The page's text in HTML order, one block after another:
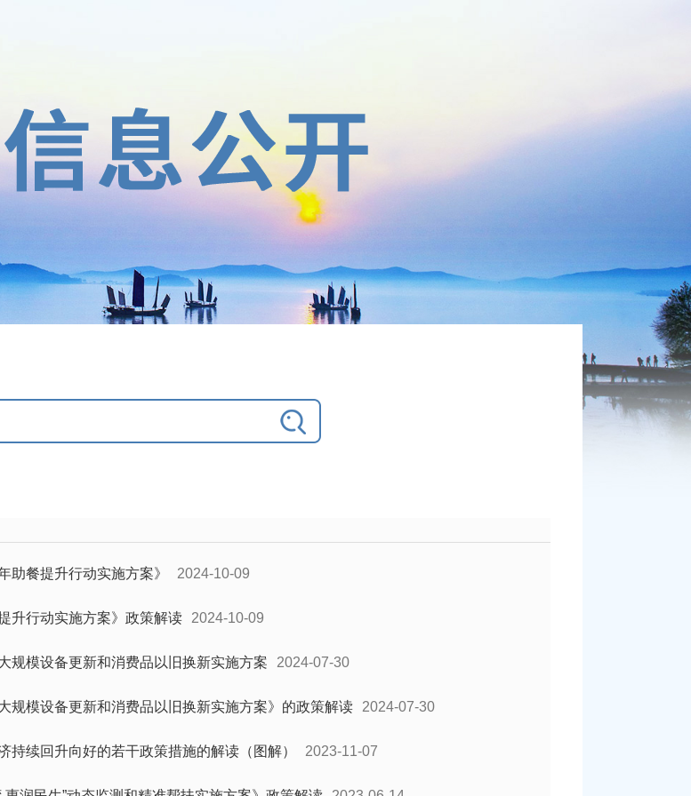
助餐提升行动实施方案》 2024-10-09
升行动实施方案》政策解读 2024-10-09
规模设备更新和消费品以旧换新实施方案 2024-07-30
规模设备更新和消费品以旧换新实施方案》的政策解读 2024-07-30
持续回升向好的若干政策措施的解读（图解） 2023-11-07